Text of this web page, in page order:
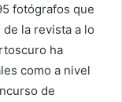
fotógrafos que
la revista a lo
ha
como a nivel
de